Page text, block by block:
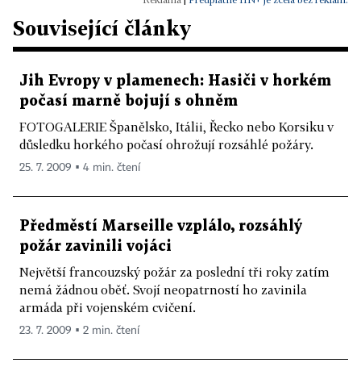
Související články
Jih Evropy v plamenech: Hasiči v horkém
počasí marně bojují s ohněm
FOTOGALERIE Španělsko, Itálii, Řecko nebo Korsiku v
důsledku horkého počasí ohrožují rozsáhlé požáry.
25. 7. 2009 ▪ 4 min. čtení
Předměstí Marseille vzplálo, rozsáhlý
požár zavinili vojáci
Největší francouzský požár za poslední tři roky zatím
nemá žádnou oběť. Svojí neopatrností ho zavinila
armáda při vojenském cvičení.
23. 7. 2009 ▪ 2 min. čtení